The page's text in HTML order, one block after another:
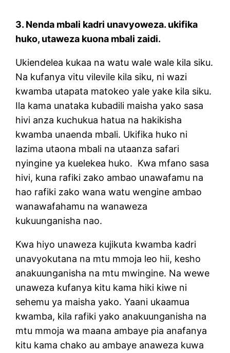
3. Nenda mbali kadri unavyoweza. ukifika
huko, utaweza kuona mbali zaidi.
Ukiendelea kukaa na watu wale wale kila siku.
Na kufanya vitu vilevile kila siku, ni wazi
kwamba utapata matokeo yale yake kila siku.
Ila kama unataka kubadili maisha yako sasa
hivi anza kuchukua hatua na hakikisha
kwamba unaenda mbali. Ukifika huko ni
lazima utaona mbali na utaanza safari
nyingine ya kuelekea huko. Kwa mfano sasa
hivi, kuna rafiki zako ambao unawafamu na
hao rafiki zako wana watu wengine ambao
wanawafahamu na wanaweza
kukuunganisha nao.
Kwa hiyo unaweza kujikuta kwamba kadri
unavyokutana na mtu mmoja leo hii, kesho
anakuunganisha na mtu mwingine. Na wewe
unaweza kufanya kitu kama hiki kiwe ni
sehemu ya maisha yako. Yaani ukaamua
kwamba, kila rafiki yako anakuunganisha na
mtu mmoja wa maana ambaye pia anafanya
kitu kama chako au ambaye anaweza kuwa